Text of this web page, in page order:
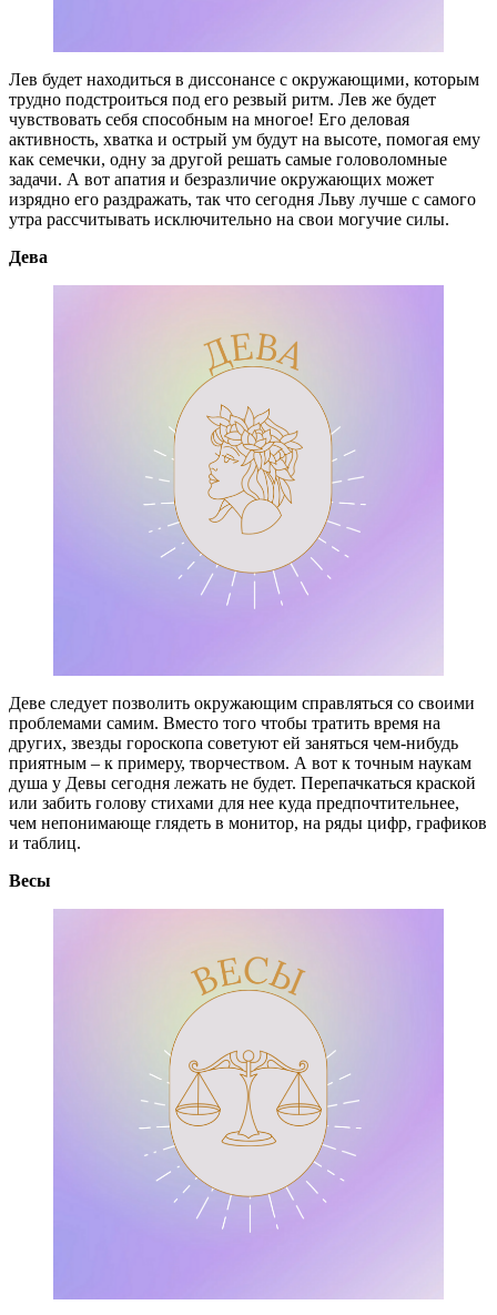
Лев будет находиться в диссонансе с окружающими, которым
трудно подстроиться под его резвый ритм. Лев же будет
чувствовать себя способным на многое! Его деловая
активность, хватка и острый ум будут на высоте, помогая ему
как семечки, одну за другой решать самые головоломные
задачи. А вот апатия и безразличие окружающих может
изрядно его раздражать, так что сегодня Льву лучше с самого
утра рассчитывать исключительно на свои могучие силы.
Дева
Деве следует позволить окружающим справляться со своими
проблемами самим. Вместо того чтобы тратить время на
других, звезды гороскопа советуют ей заняться чем-нибудь
приятным – к примеру, творчеством. А вот к точным наукам
душа у Девы сегодня лежать не будет. Перепачкаться краской
или забить голову стихами для нее куда предпочтительнее,
чем непонимающе глядеть в монитор, на ряды цифр, графиков
и таблиц.
Весы